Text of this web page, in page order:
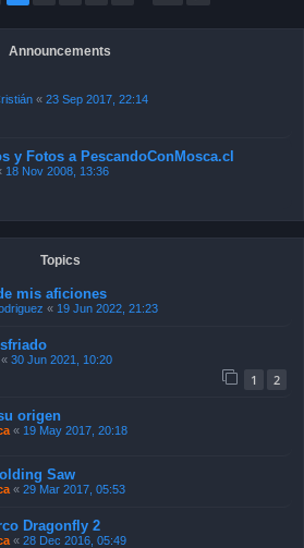
Announcements
« 23 Sep 2017, 22:14
y Fotos a PescandoConMosca.cl
18 Nov 2008, 13:36
Topics
mis aficiones
« 19 Jun 2022, 21:23
« 30 Jun 2021, 10:20
1 2
origen
« 19 May 2017, 20:18
Saw
« 29 Mar 2017, 05:53
Dragonfly 2
« 28 Dec 2016, 05:49